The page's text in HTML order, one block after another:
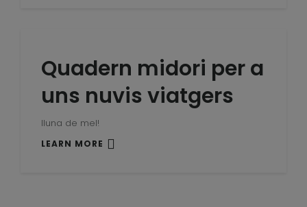
Quadern midori per a
uns nuvis viatgers
lluna de mel!
LEARN MORE